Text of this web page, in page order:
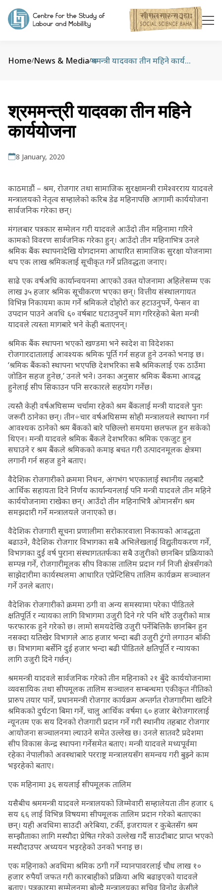
Home/News & Media/ श्रममन्त्री यादवका तीन महिने कार्ययोजना
श्रममन्त्री यादवका तीन महिने
कार्ययोजना
8 January, 2020
काठमाडौं – श्रम, रोजगार तथा सामाजिक सुरक्षामन्त्री रामेश्वरराय यादवले
मन्त्रालयको नेतृत्व सम्हालेको करिब डेढ महिनापछि आगामी कार्ययोजना
सार्वजनिक गरेका छन्।
मंगलबार पत्रकार सम्मेलन गरी यादवले आउँदो तीन महिनामा गरिने
कामको विवरण सार्वजनिक गरेका हुन्। आउँदो तीन महिनाभित्र उनले
श्रमिक बैंक स्थापनादेखि योगदानमा आधारित सामाजिक सुरक्षा योजनामा
थप एक लाख श्रमिकलाई सूचीकृत गर्ने प्रतिवद्धता जनाए।
साढे एक वर्षअघि कार्यान्वयनमा आएको उक्त योजनामा अहिलेसम्म एक
लाख ३५ हजार श्रमिक सूचीकरण भएका छन्। वित्तीय संस्थालगायत
विभिन्न निकायमा काम गर्ने श्रमिकले दोहोरो कर हटाउनुपर्ने, पेन्सन वा
उपदान पाउने अवधि ६० वर्षबाट घटाउनुपर्ने माग गरिरहेको बेला मन्त्री
यादवले त्यस्ता मागबारे भने केही बताएनन्।
श्रमिक बैंक स्थापना भएको खण्डमा भने स्वदेश वा विदेशका
रोजगारदातालाई आवश्यक श्रमिक पूर्ति गर्न सहज हुने उनको भनाइ छ।
‘श्रमिक बैंकको स्थापना भएपछि देशभरिका सबै श्रमिकलाई एक ठाउँमा
जोडिन सहज हुनेछ,’ उनले भने। उनका अनुसार श्रमिक बैंकमा आवद्ध
हुनेलाई सीप सिकाउन पनि सरकारले सहयोग गर्नेछ।
त्यस्तै केही वर्षअघिसम्म चर्चामा रहेको श्रम बैंकलाई मन्त्री यादवले पुनः
जरूरी ठानेका छन्। तीन÷चार वर्षअघिसम्म सोही मन्त्रालयले स्थापना गर्न
आवश्यक ठानेको श्रम बैंकको बारे पछिल्लो समयमा छलफल हुन सकेको
थिएन। मन्त्री यादवले श्रमिक बैंकले देशभरिका श्रमिक एकजुट हुन
सघाउने र श्रम बैंकले श्रमिकको कमाइ बचत गरी उत्पादनमूलक क्षेत्रमा
लगानी गर्न सहज हुने बताए।
वैदेशिक रोजगारीको क्रममा निधन, अंगभंग भएकालाई स्थानीय तहबाटै
आर्थिक सहायता दिने निर्णय कार्यान्यनलाई पनि मन्त्री यादवले तीन महिने
कार्ययोजनामा राखेका छन्। आउँदो तीन महिनाभित्रै ओमानसँग श्रम
समझदारी गर्ने मन्त्रालयले जनाएको छ।
वैदेशिक रोजगारी सूचना प्रणालीमा सरोकारवाला निकायको आवद्धता
बढाउने, वैदेशिक रोजगार विभागका सबै अभिलेखलाई विद्युतीयकरण गर्ने,
विभागका दुई वर्ष पुराना संस्थागततर्फका सबै उजुरीको छानबिन प्रक्रियाको
सम्पन्न गर्ने, रोजगारीमूलक सीप विकास तालिम प्रदान गर्न निजी क्षेत्रसँगको
साझेदारीमा कार्यस्थलमा आधारित एप्रेन्टिसिप तालिम कार्यक्रम सञ्चालन
गर्ने उनले बताए।
वैदेशिक रोजगारीको क्रममा ठगी वा अन्य समस्यामा परेका पीडितले
क्षतिपूर्ति र न्यायका लागि विभागमा उजुरी दिने गरे पनि थोरै उजुरीको मात्र
फरफारक हुने गरेको छ। लामो समयदेखि उजुरी पर्नेबित्तिकै छानबिन हुन
नसक्दा यतिखेर विभागले आठ हजार भन्दा बढी उजुरी टुंगो लगाउन बाँकी
छ। विभागमा बर्सेनि दुई हजार भन्दा बढी पीडितले क्षतिपूर्ति र न्यायका
लागि उजुरी दिने गर्छन्।
श्रममन्त्री यादवले सार्वजनिक गरेको तीन महिनाको २१ बुँदे कार्ययोजनामा
व्यवसायिक तथा सीपमूलक तालिम सञ्चालन सम्बन्धमा एकीकृत नीतिको
प्रारुप तयार पार्ने, प्रधानमन्त्री रोजगार कार्यक्रम अन्तर्गत रोजगारीमा खटिने
श्रमिकको दुर्घटना बिमा गर्ने, चालु आर्थिक वर्षमा ६० हजार बेरोजगारलाई
न्यूनतम एक सय दिनको रोजगारी प्रदान गर्ने गरी स्थानीय तहबाट रोजगार
आयोजना सञ्चालनमा ल्याउने समेत उल्लेख छ। उनले सातवटै प्रदेशमा
सीप विकास केन्द्र स्थापना गर्नेसमेत बताए। मन्त्री यादवले मध्यपूर्वमा
रहेका नेपालीको अवस्थाबारे परराष्ट्र मन्त्रालयसँग समन्वय गरी बुझ्ने काम
भइरहेको बताए।
एक महिनामा ३६ सयलाई सीपमूलक तालिम
यसैबीच श्रममन्त्री यादवले मन्त्रालयको जिम्मेवारी सम्हालेयता तीन हजार ६
सय ६६ लाई विभिन्न विषयमा सीपमूलक तालिम प्रदान गरेको बताएका
छन्। यही अवधिमा साउदी अरेबिया, टर्की, इजरायल र कुबेतसँग श्रम
सम्झौताका लागि मस्यौदा प्रेषित गरेको उल्लेख गर्दै साउदीबाट प्राप्त भएको
मस्यौदाउपर अध्ययन भइरहेको उनको भनाइ छ।
एक महिनाको अवधिमा श्रमिक ठगी गर्ने म्यानपावरलाई चौध लाख १०
हजार रुपैयाँ जफत गरी कारबाहीको प्रक्रिया अघि बढाइएको यादवले
बताए। पत्रकारमा सम्मेलनमा बोल्दै मन्त्रालयका सचिव विनोद केसीले